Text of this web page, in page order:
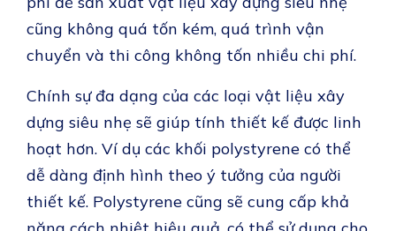
cũng không quá tốn kém, quá trình vận
chuyển và thi công không tốn nhiều chi phí.
Chính sự đa dạng của các loại vật liệu xây
dựng siêu nhẹ sẽ giúp tính thiết kế được linh
hoạt hơn. Ví dụ các khối polystyrene có thể
dễ dàng định hình theo ý tưởng của người
thiết kế. Polystyrene cũng sẽ cung cấp khả